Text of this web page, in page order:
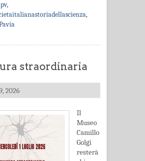
,
,
straordinaria
2026
Il
Museo
Camillo
Golgi
resterà